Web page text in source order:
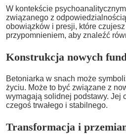
W kontekście
związanego z
obowiązków i presji, które
przypomnieniem, aby znaleźć
Konstrukcja nowych
Betoniarka w snach może
życiu. Może to być związane z
wymagają solidnej podstawy. Jej
czegoś trwałego i stabilnego.
Transformacja i